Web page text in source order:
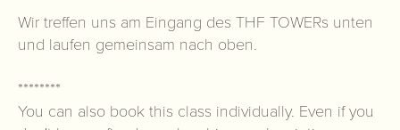
Wir treffen uns am Eingang des THF TOWERs unten
und laufen gemeinsam nach oben.
********
You can also book this class individually. Even if you